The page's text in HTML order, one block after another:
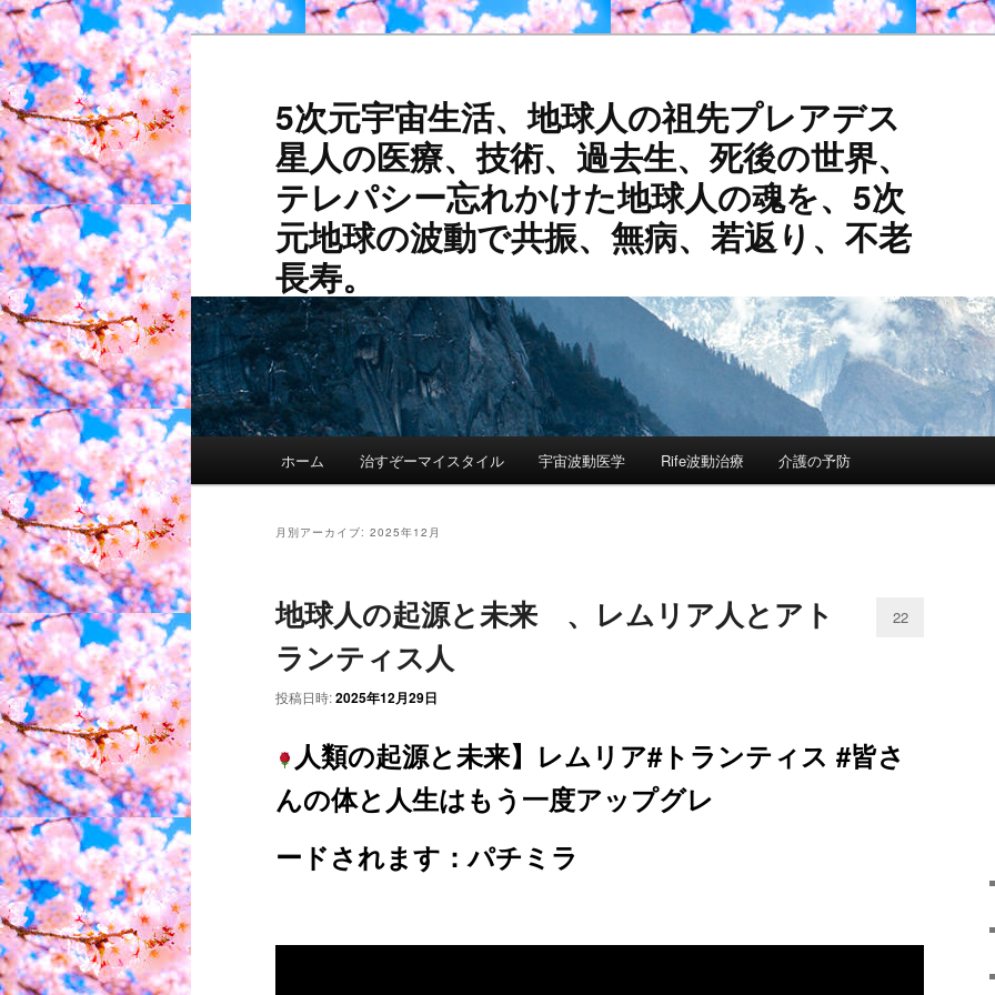
メ
イ
ン
コ
ン
テ
ン
ツ
へ
移
動
サ
ブ
コ
ン
テ
ン
ツ
へ
移
動
5次元宇宙生活、地球人の祖先プレアデス
星人の医療、技術、過去生、死後の世界、
テレパシー忘れかけた地球人の魂を、5次
元地球の波動で共振、無病、若返り、不老
長寿。
ホーム 治すぞーマイスタイル 宇宙波動医学 Rife波動治療 介護の予防
月別アーカイブ: 2025年12月
地球人の起源と未来 、レムリア人とアト
ランティス人
投稿日時:2025年12月29日
22
人類の起源と未来】レムリア#トランティス #皆さ
んの体と人生はもう一度アップグレ
ードされます ：パチミラ